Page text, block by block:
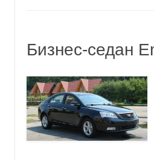
Бизнес-седан